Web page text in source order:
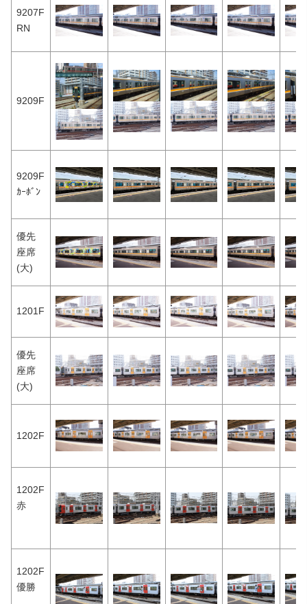
9207F
RN
9209F
9209F
ｶｰﾎﾞﾝ
優先
座席
(大)
1201F
優先
座席
(大)
1202F
1202F
赤
1202F
優勝